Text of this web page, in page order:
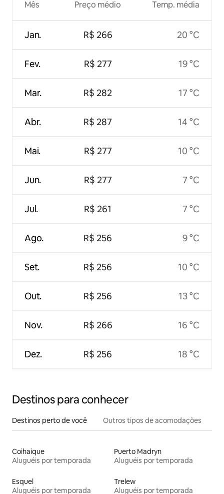
Mês
Jan.
Fev.
Mar.
Abr.
Mai.
Jun.
Jul.
Ago.
Set.
Out.
Nov.
Dez.
Preço médio
R$ 266
R$ 277
R$ 282
R$ 287
R$ 277
R$ 277
R$ 261
R$ 256
R$ 256
R$ 256
R$ 266
R$ 256
Temp. média
20 °C
19 °C
17 °C
14 °C
10 °C
7 °C
7 °C
9 °C
10 °C
13 °C
16 °C
18 °C
Destinos para conhecer
Destinos perto de você Outros tipos de acomodações
Coihaique
Aluguéis por temporada
Puerto Madryn
Aluguéis por temporada
Esquel
Aluguéis por temporada
Trelew
Aluguéis por temporada